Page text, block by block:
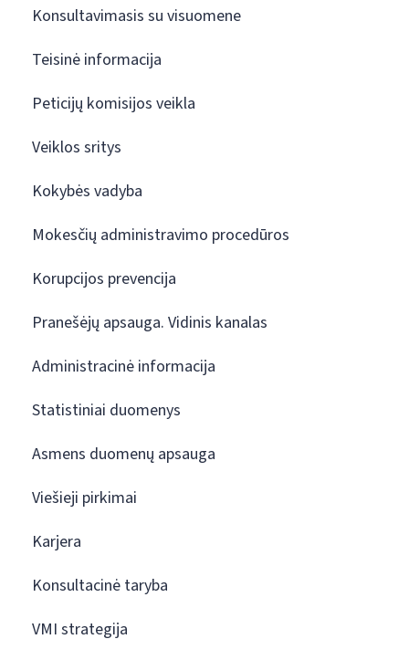
Konsultavimasis su visuomene
Teisinė informacija
Peticijų komisijos veikla
Veiklos sritys
Kokybės vadyba
Mokesčių administravimo procedūros
Korupcijos prevencija
Pranešėjų apsauga. Vidinis kanalas
Administracinė informacija
Statistiniai duomenys
Asmens duomenų apsauga
Viešieji pirkimai
Karjera
Konsultacinė taryba
VMI strategija